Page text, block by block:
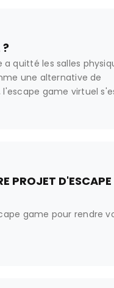
?
quitté les salles
une alternative de
game virtuel
incontournable. Mais de
PROJET D'ESCAPE
game pour rendre